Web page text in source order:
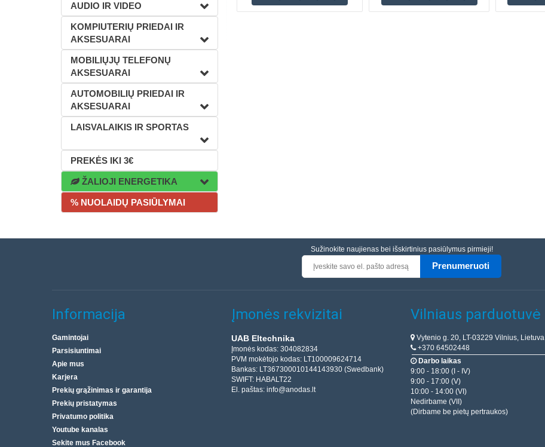
AUDIO IR VIDEO
KOMPIUTERIŲ PRIEDAI IR
AKSESUARAI
MOBILIŲJŲ TELEFONŲ
AKSESUARAI
AUTOMOBILIŲ PRIEDAI IR
AKSESUARAI
LAISVALAIKIS IR SPORTAS
PREKĖS IKI 3€
ŽALIOJI ENERGETIKA
% NUOLAIDŲ PASIŪLYMAI
Sužinokite naujienas bei išskirtinius pasiūlymus pirmieji!
Prenumeruoti
Informacija
Gamintojai
Parsisiuntimai
Apie mus
Karjera
Prekių grąžinimas ir garantija
Prekių pristatymas
Privatumo politika
Youtube kanalas
Sekite mus Facebook
Įmonės rekvizitai
UAB Eltechnika
Įmonės kodas: 304082834
PVM mokėtojo kodas: LT100009624714
Bankas: LT367300010144143930 (Swedbank)
SWIFT: HABALT22
El. paštas: info@anodas.lt
Vilniaus parduotuvė
Vytenio g. 20, LT-03229 Vilnius, Lietuva
+370 64502448
Darbo laikas
9:00 - 18:00 (I - IV)
9:00 - 17:00 (V)
10:00 - 14:00 (VI)
Nedirbame (VII)
(Dirbame be pietų pertraukos)